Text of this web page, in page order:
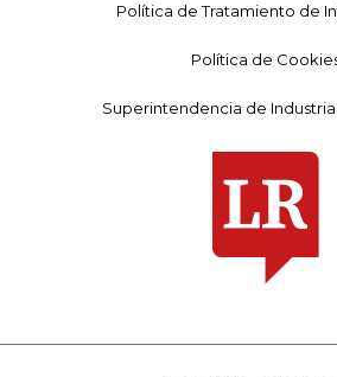
Política de Tratamiento de
Política de
Superintendencia de